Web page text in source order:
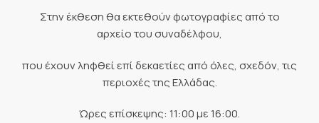
Στην έκθεση θα εκτεθούν φωτογραφίες από το
αρχείο του συναδέλφου,
που έχουν ληφθεί επί δεκαετίες από όλες, σχεδόν, τις
περιοχές της Ελλάδας.
Ώρες επίσκεψης: 11:00 με 16:00.